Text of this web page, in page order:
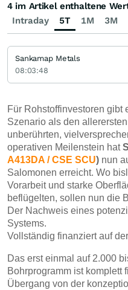
Für Rohstoffinvestoren gibt
Szenario als den
unberührten,
operativen Meilenstein hat
A413DA / CSE SCU) nun
Salomonen erreicht. Wo
Vorarbeit und starke
beflügelten, sollen nun die
Der Nachweis eines
Systems.
Vollständig finanziert auf
Das erst einmal auf 2.000
Bohrprogramm ist komplett
Übergang von der
Intraday 5T 1M 3M
4 im Artikel enthaltene
Sankamap Metals
08:03:48